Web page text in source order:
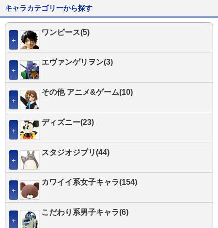
キャラカテゴリーから探す
＋
ワンピース(5)
＋
エヴァンゲリヲン(3)
＋
その他 アニメ&ゲーム(10)
＋
ディズニー(23)
＋
スタジオジブリ(44)
＋
カワイイ系女子キャラ(154)
＋
こだわり系男子キャラ(6)